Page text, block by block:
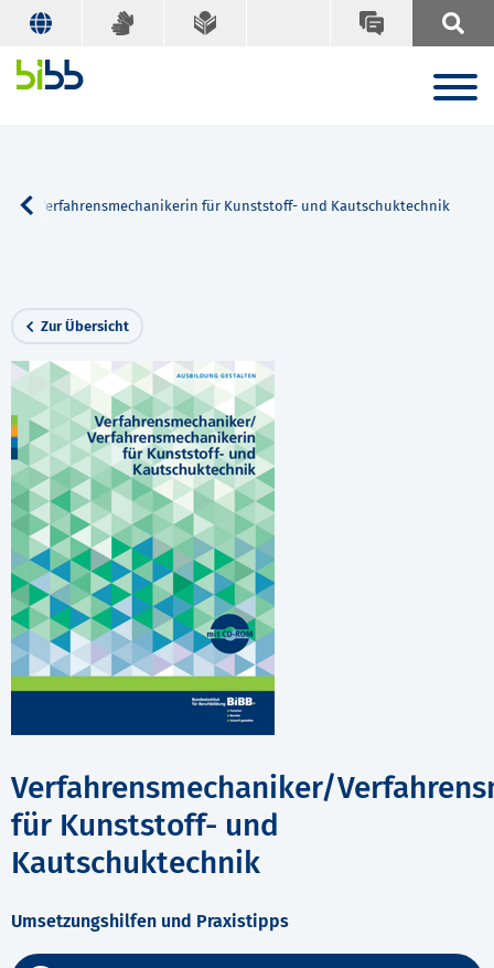
Verfahrensmechanikerin für Kunststoff- und Kautschuktechnik
Zur Übersicht
Verfahrensmechaniker/
für Kunststoff- und
Kautschuktechnik
Umsetzungshilfen und Praxistipps